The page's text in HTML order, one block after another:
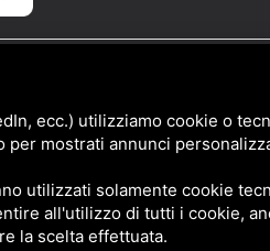
ecc.) utilizziamo cookie o
mostrati annunci
utilizzati solamente cookie
all'utilizzo di tutti i cookie,
la scelta effettuata.